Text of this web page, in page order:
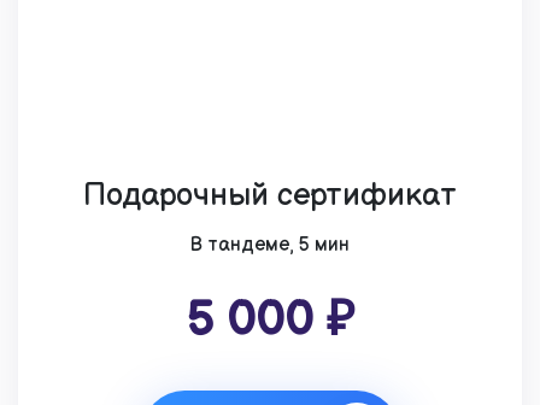
Подарочный сертификат
В тандеме, 5 мин
5 000 ₽